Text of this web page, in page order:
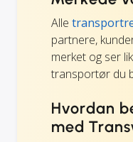
Alle
partnere,
merket og ser
transportør du
Hvordan
med